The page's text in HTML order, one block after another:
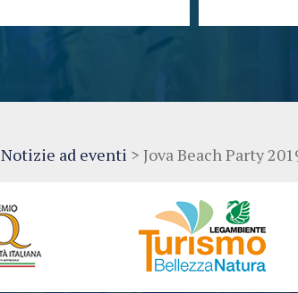
Notizie ad eventi > Jova Beach Party